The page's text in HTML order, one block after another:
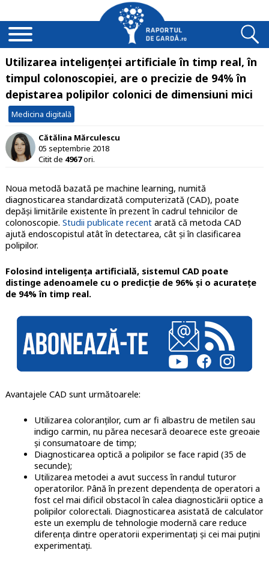
Utilizarea inteligenței artificiale în timp real, în
timpul colonoscopiei, are o precizie de 94% în
depistarea polipilor colonici de dimensiuni mici
Medicina digitală
Cătălina Mărculescu
05 septembrie 2018
Citit de 4967ori.
Noua metodă bazată pe machine learning, numită
diagnosticarea standardizată computerizată (CAD), poate
depăși limitările existente în prezent în cadrul tehnicilor de
colonoscopie. Studii publicate recentarată că metoda CAD
ajută endoscopistul atât în detectarea, cât și în clasificarea
polipilor.
Folosind inteligența artificială, sistemul CAD poate
distinge adenoamele cu o predicție de 96% și o acuratețe
de 94% în timp real.
Avantajele CAD sunt următoarele:
Utilizarea coloranților, cum ar fi albastru de metilen sau
indigo carmin, nu părea necesară deoarece este greoaie
și consumatoare de timp;
Diagnosticarea optică a polipilor se face rapid (35 de
secunde);
Utilizarea metodei a avut success în randul tuturor
operatorilor. Până în prezent dependența de operatori a
fost cel mai dificil obstacol în calea diagnosticării optice a
polipilor colorectali. Diagnosticarea asistată de calculator
este un exemplu de tehnologie modernă care reduce
diferența dintre operatorii experimentați și cei mai puțini
experimentați.